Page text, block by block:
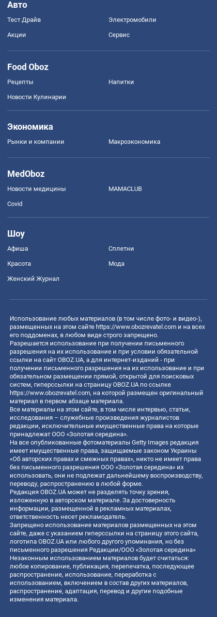
Авто
Тест Драйв Электромобили
Акции Сервис
Food Oboz
Рецепты Напитки
Новости Кулинарии
Экономика
Рынки и компании Mакроэкономика
MedOboz
Новости медицины MAMACLUB
Covid
Шоу
Афиша Сплетни
Красота Мода
Женский Журнал
Использование любых материалов (в том числе фото- и видео-),
размещенных на этом сайте https://www.obozrevatel.com и на всех
его поддоменах, в любом виде строго запрещено.
Разрешается использование при получении письменного
разрешения на их использование и при условии обязательной
ссылки на сайт OBOZ.UA, а для интернет-изданий - при
получении письменного разрешения на их использование и при
обязательном размещении прямой, открытой для поисковых
систем, гиперссылки на страницу OBOZ.UA по ссылке
https://www.obozrevatel.com, на которой размещен оригинальный
материал в первом абзаце материала.
Все материалы на этом сайте, в том числе интервью, статьи,
исследования – служебные произведения журналистов
редакции, исключительные имущественные права на которые
принадлежат ООО «Золотая середина».
На все опубликованные фотоматериалы Getty Images редакция
имеет имущественные права, защищаемые законом Украины
«Об авторских правах и смежных правах», никто не имеет права
без письменного разрешения ООО «Золотая середина» их
использовать, они не подлежат дальнейшему воспроизводству,
переводу, распространению в любой форме.
Редакция OBOZ.UA может не разделять точку зрения,
изложенную в авторском материале. За достоверность
информации, размещенной в рекламных материалах,
ответственность несет рекламодатель.
Запрещено использование материалов размещенных на этом
сайте, даже с указанием гиперссылки на страницу этого сайта,
логотипа OBOZ.UA или любого другого упоминания, но без
письменного разрешения Редакции/ООО «Золотая середина»
Незаконным использованием материалов будет считаться:
любое копирование, публикация, перепечатка, последующее
распространение, использование, переработка с
использованием, включением в состав других материалов,
распространение, адаптация, перевод и другие подобные
изменения материала.